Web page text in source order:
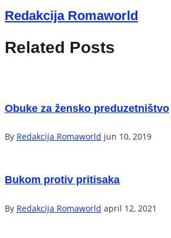
Redakcija Romaworld
Related Posts
Obuke za žensko preduzetništvo
By Redakcija Romaworld jun 10, 2019
Bukom protiv pritisaka
By Redakcija Romaworld april 12, 2021